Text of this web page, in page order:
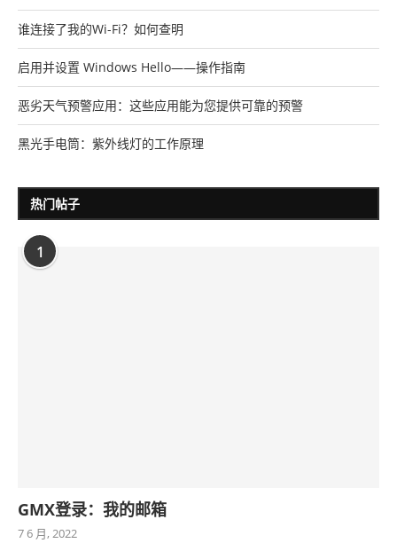
谁连接了我的Wi-Fi？如何查明
启用并设置 Windows Hello——操作指南
恶劣天气预警应用：这些应用能为您提供可靠的预警
黑光手电筒：紫外线灯的工作原理
热门帖子
1
GMX登录：我的邮箱
7 6 月, 2022